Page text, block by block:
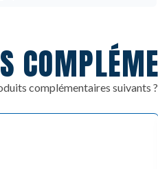
complémentaires suivants ?